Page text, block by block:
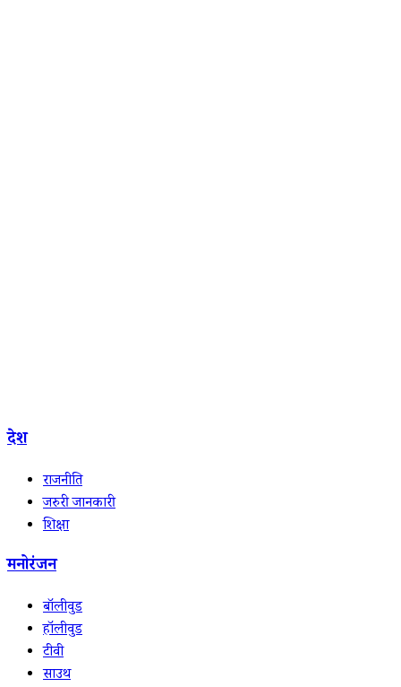
देश
राजनीति
जरुरी जानकारी
शिक्षा
मनोरंजन
बॉलीवुड
हॉलीवुड
टीवी
साउथ